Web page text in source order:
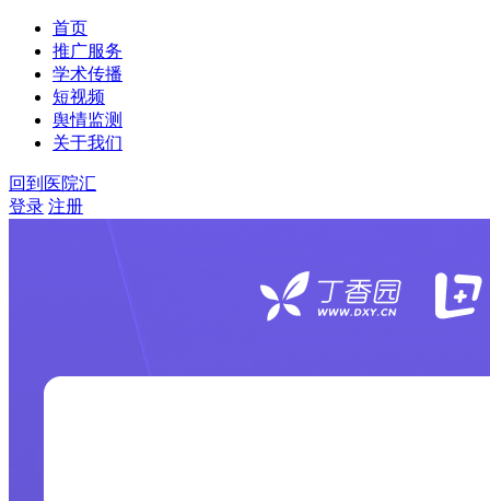
首页
推广服务
学术传播
短视频
舆情监测
关于我们
回到医院汇
登录 注册